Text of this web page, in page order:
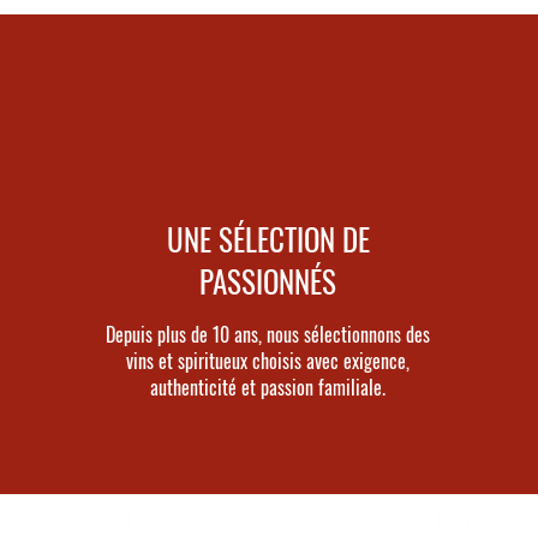
UNE SÉLECTION DE
PASSIONNÉS
Depuis plus de 10 ans, nous sélectionnons des
vins et spiritueux choisis avec exigence,
authenticité et passion familiale.